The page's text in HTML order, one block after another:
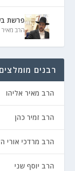
פרשת
הרב מאיר
רבנים מומלצים
הרב מאיר אליהו
הרב זמיר כהן
הרב מרדכי אורי
הרב יוסף שני